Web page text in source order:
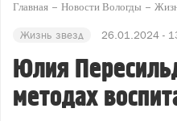
Главная Новости Вологды
Жизнь звезд 26.01.2024 -
Юлия
методах